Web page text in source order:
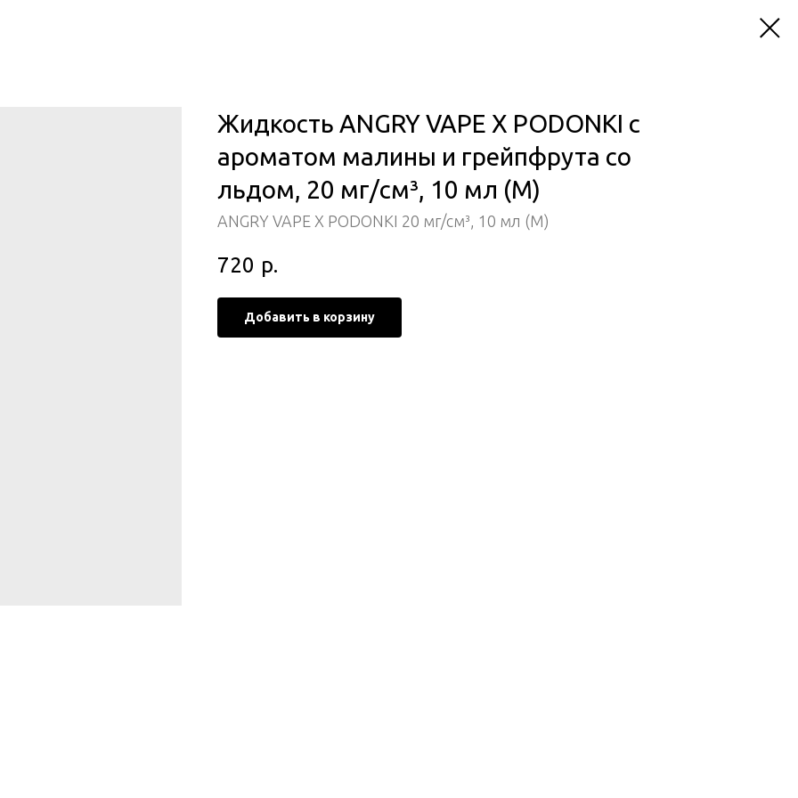
Жидкость ANGRY VAPE X PODONKI с
ароматом малины и грейпфрута со
льдом, 20 мг/см³, 10 мл (M)
ANGRY VAPE X PODONKI 20 мг/см³, 10 мл (М)
720 р.
Добавить в корзину